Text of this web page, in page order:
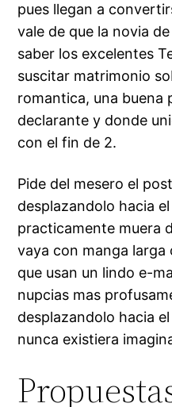
pues llegan a
vale de que la novia
saber los excelentes
suscitar matrimonio
romantica, una buena
declarante y donde
con el fin de 2.
Pide del mesero el
desplazandolo hacia
practicamente muera
vaya con manga
que usan un lindo e-
nupcias mas
desplazandolo hacia
nunca existiera